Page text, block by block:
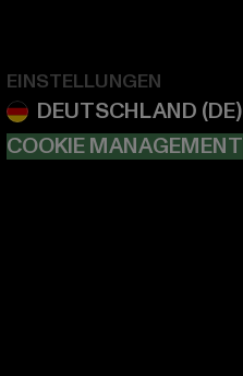
EINSTELLUNGEN
COOKIE MANAGEMENT